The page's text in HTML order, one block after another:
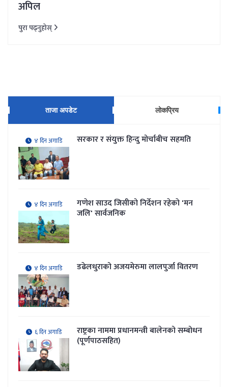
अपिल
पुरा पढ्नुहोस्
ताजा अपडेट लोकप्रिय
४ दिन अगाडि सरकार र संयुक्त हिन्दु मोर्चाबीच सहमति
४ दिन अगाडि गणेश साउद जिसीको निर्देशन रहेकाे 'मन
जलि' सार्वजनिक
४ दिन अगाडि डढेलधुराको अजयमेरुमा लालपुर्जा वितरण
६ दिन अगाडि राष्ट्रका नाममा प्रधानमन्त्री बालेनको सम्बोधन
(पूर्णपाठसहित)